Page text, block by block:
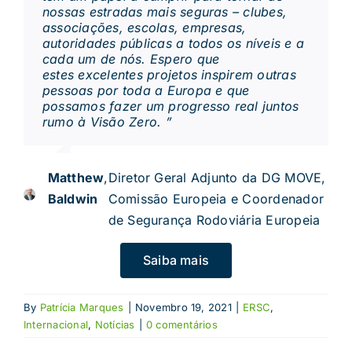
nossas estradas mais seguras – clubes,
associações, escolas, empresas,
autoridades públicas a todos os níveis e a
cada um de nós. Espero que
estesexcelentesprojetos inspirem outras
pessoas por toda a Europa e que
possamos fazer um progresso real juntos
rumo à Visão Zero. ”
Matthew
Baldwin
,Diretor Geral Adjunto da DG MOVE,
Comissão Europeia e Coordenador
de Segurança Rodoviária Europeia
Saiba mais
By Patrícia Marques Novembro 19, 2021 ERSC,
Internacional, Notícias 0 comentários